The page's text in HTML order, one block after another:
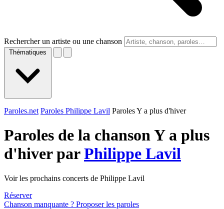
Rechercher un artiste ou une chanson
Thématiques
Paroles.net Paroles Philippe Lavil Paroles Y a plus d'hiver
Paroles de la chanson Y a plus
d'hiver parPhilippe Lavil
Voir les prochains concerts de Philippe Lavil
Réserver
Chanson manquante ? Proposer les paroles